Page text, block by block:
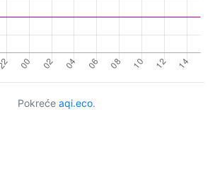
Pokreće aqi.eco.